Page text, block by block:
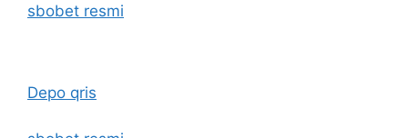
sbobet resmi
Depo qris